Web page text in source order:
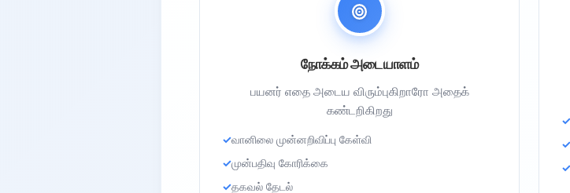
நோக்கம் அடையாளம்
பயனர் எதை அடைய விரும்புகிறாரோ அதைக்
கண்டறிகிறது
வானிலை முன்னறிவிப்பு கேள்வி
முன்பதிவு கோரிக்கை
தகவல் தேடல்